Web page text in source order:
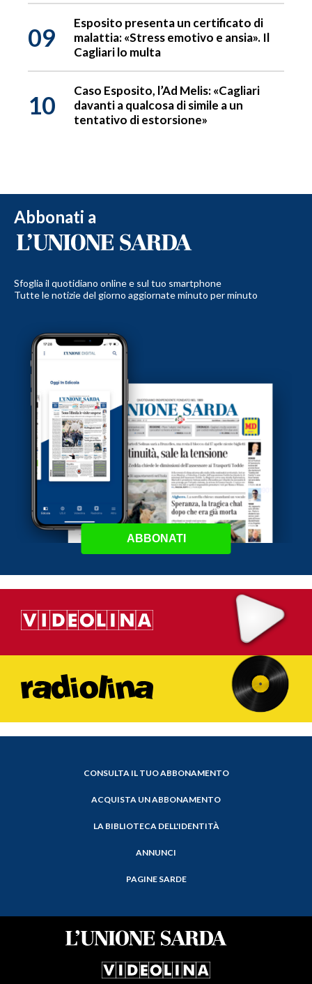
09
Esposito presenta un certificato di
malattia: «Stress emotivo e ansia». Il
Cagliari lo multa
10
Caso Esposito, l’Ad Melis: «Cagliari
davanti a qualcosa di simile a un
tentativo di estorsione»
Abbonati a
Sfoglia il quotidiano online e sul tuo smartphone
Tutte le notizie del giorno aggiornate minuto per minuto
ABBONATI
CONSULTA IL TUO ABBONAMENTO
ACQUISTA UN ABBONAMENTO
LA BIBLIOTECA DELL'IDENTITÀ
ANNUNCI
PAGINE SARDE